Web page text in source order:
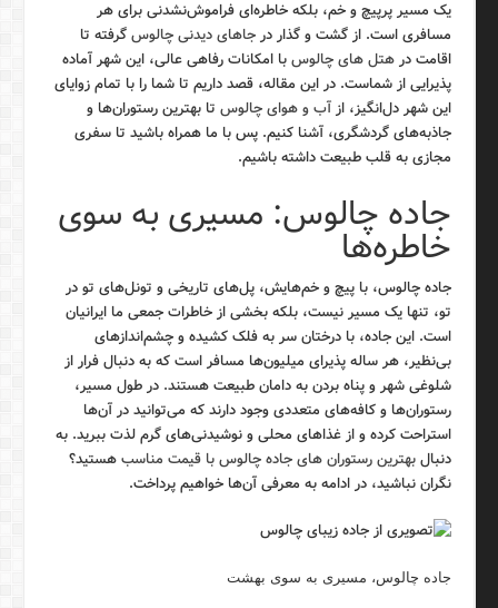
یک مسیر پرپیچ و خم، بلکه خاطره‌ای فراموش‌نشدنی برای هر
مسافری است. از گشت و گذار درجاهای دیدنی چالوسگرفته تا
اقامت درهتل های چالوسبا امکانات رفاهی عالی، این شهر آماده
پذیرایی از شماست. در این مقاله، قصد داریم تا شما را با تمام زوایای
این شهر دل‌انگیز، ازآب و هوای چالوس تا بهترین رستوران‌ها و
جاذبه‌های گردشگری، آشنا کنیم. پس با ما همراه باشید تا سفری
مجازی به قلب طبیعت داشته باشیم.
جاده چالوس: مسیری به سوی
خاطره‌ها
جاده چالوس، با پیچ و خم‌هایش، پل‌های تاریخی و تونل‌های تو در
تو، تنها یک مسیر نیست، بلکه بخشی از خاطرات جمعی ما ایرانیان
است. این جاده، با درختان سر به فلک کشیده و چشم‌اندازهای
بی‌نظیر، هر ساله پذیرای میلیون‌ها مسافر است که به دنبال فرار از
شلوغی شهر و پناه بردن به دامان طبیعت هستند. در طول مسیر،
رستوران‌ها و کافه‌های متعددی وجود دارند که می‌توانید در آن‌ها
استراحت کرده و از غذاهای محلی و نوشیدنی‌های گرم لذت ببرید. به
دنبالبهترین رستوران های جاده چالوس با قیمت مناسبهستید؟
نگران نباشید، در ادامه به معرفی آن‌ها خواهیم پرداخت.
جاده چالوس، مسیری به سوی بهشت